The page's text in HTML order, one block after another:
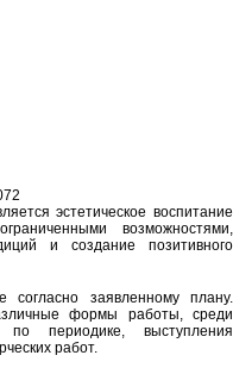
эстетическое воспитание
возможностями,
и создание позитивного
заявленному плану.
формы работы, среди
периодике, выступления
работ.